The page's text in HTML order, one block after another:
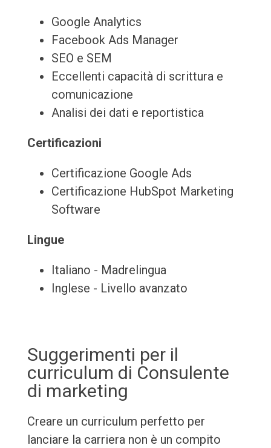
Google Analytics
Facebook Ads Manager
SEO e SEM
Eccellenti capacità di scrittura e
comunicazione
Analisi dei dati e reportistica
Certificazioni
Certificazione Google Ads
Certificazione HubSpot Marketing
Software
Lingue
Italiano - Madrelingua
Inglese - Livello avanzato
Suggerimenti per il
curriculum di Consulente
di marketing
Creare un curriculum perfetto per
lanciare la carriera non è un compito